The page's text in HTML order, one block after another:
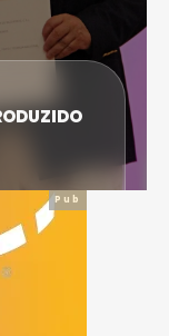
Pub